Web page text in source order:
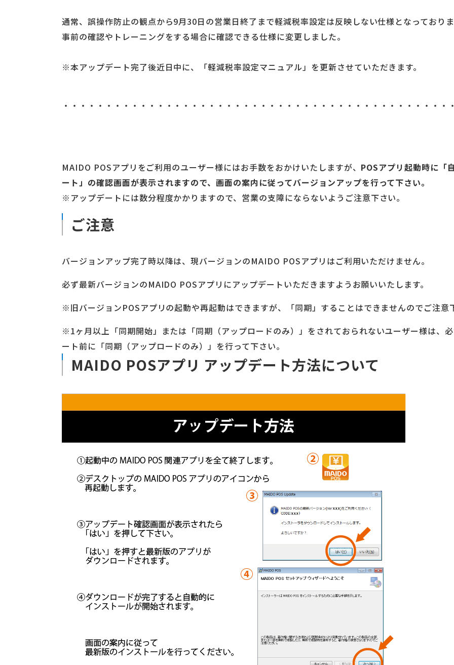
通常、誤操作防止の観点から9月30日の営業日終了まで軽減税率設定は反映しない仕様となっておりま
事前の確認やトレーニングをする場合に確認できる仕様に変更しました。
※本アップデート完了後近日中に、「軽減税率設定マニュアル」を更新させていただきます。
・・・・・・・・・・・・・・・・・・・・・・・・・・・・・・・・・・・・・・・・・・・・・
MAIDO POSアプリをご利用のユーザー様にはお手数をおかけいたしますが、 POSアプリ起動時に「
ート」の確認画面が表示されますので、画面の案内に従ってバージョンアップを行って下さい。
※アップデートには数分程度かかりますので、営業の支障にならないようご注意下さい。
ご注意
バージョンアップ完了時以降は、現バージョンのMAIDO POSアプリはご利用いただけません。
必ず最新バージョンのMAIDO POSアプリにアップデートいただきますようお願いいたします。
※旧バージョンPOSアプリの起動や再起動はできますが、「同期」することはできませんのでご注意
※1ヶ月以上「同期開始」または「同期（アップロードのみ）」をされておられないユーザー様は、
ート前に「同期（アップロードのみ）」を行って下さい。
MAIDO POSアプリ アップデート方法について